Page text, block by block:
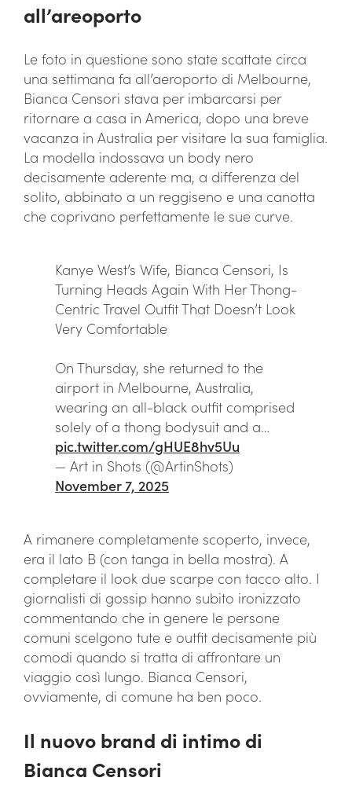
all’areoporto
Le foto in questione sono state scattate circa
una settimana fa all’aeroporto di Melbourne,
Bianca Censori stava per imbarcarsi per
ritornare a casa in America, dopo una breve
vacanza in Australia per visitare la sua famiglia.
La modella indossava un body nero
decisamente aderente ma, a differenza del
solito, abbinato a un reggiseno e una canotta
che coprivano perfettamente le sue curve.
Kanye West’s Wife, Bianca Censori, Is
Turning Heads Again With Her Thong-
Centric Travel Outfit That Doesn’t Look
Very Comfortable
On Thursday, she returned to the
airport in Melbourne, Australia,
wearing an all-black outfit comprised
solely of a thong bodysuit and a…
pic.twitter.com/gHUE8hv5Uu
— Art in Shots (@ArtinShots)
November 7, 2025
A rimanere completamente scoperto, invece,
era il lato B (con tanga in bella mostra). A
completare il look due scarpe con tacco alto. I
giornalisti di gossip hanno subito ironizzato
commentando che in genere le persone
comuni scelgono tute e outfit decisamente più
comodi quando si tratta di affrontare un
viaggio così lungo. Bianca Censori,
ovviamente, di comune ha ben poco.
Il nuovo brand di intimo di
Bianca Censori